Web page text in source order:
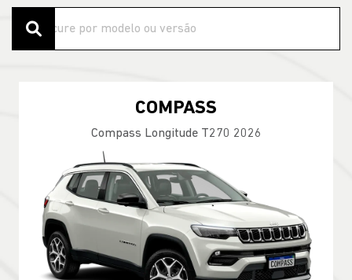
COMPASS
Compass Longitude T270 2026